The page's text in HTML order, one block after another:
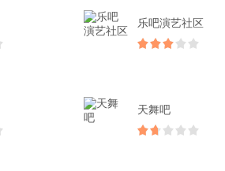
乐吧演艺社区
天舞吧